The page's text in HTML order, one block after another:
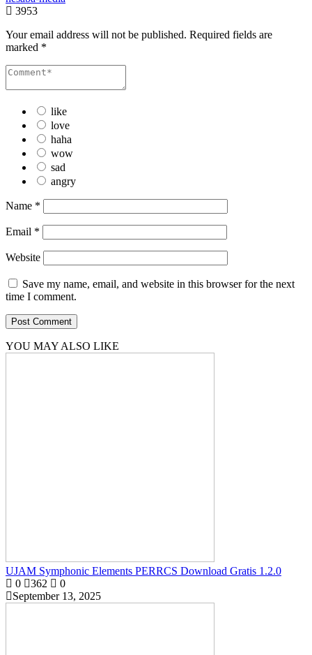
3953
Your email address will not be published. Required fields are
marked *
like
love
haha
wow
sad
angry
Name *
Email *
Website
Save my name, email, and website in this browser for the next
time I comment.
YOU MAY ALSO LIKE
UJAM Symphonic Elements PERRCS Download Gratis 1.2.0
0
362
0
September 13, 2025